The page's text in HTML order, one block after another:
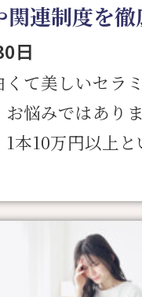
関連制度を
日
て美しいセラ
悩みではあり
本10万円以上と